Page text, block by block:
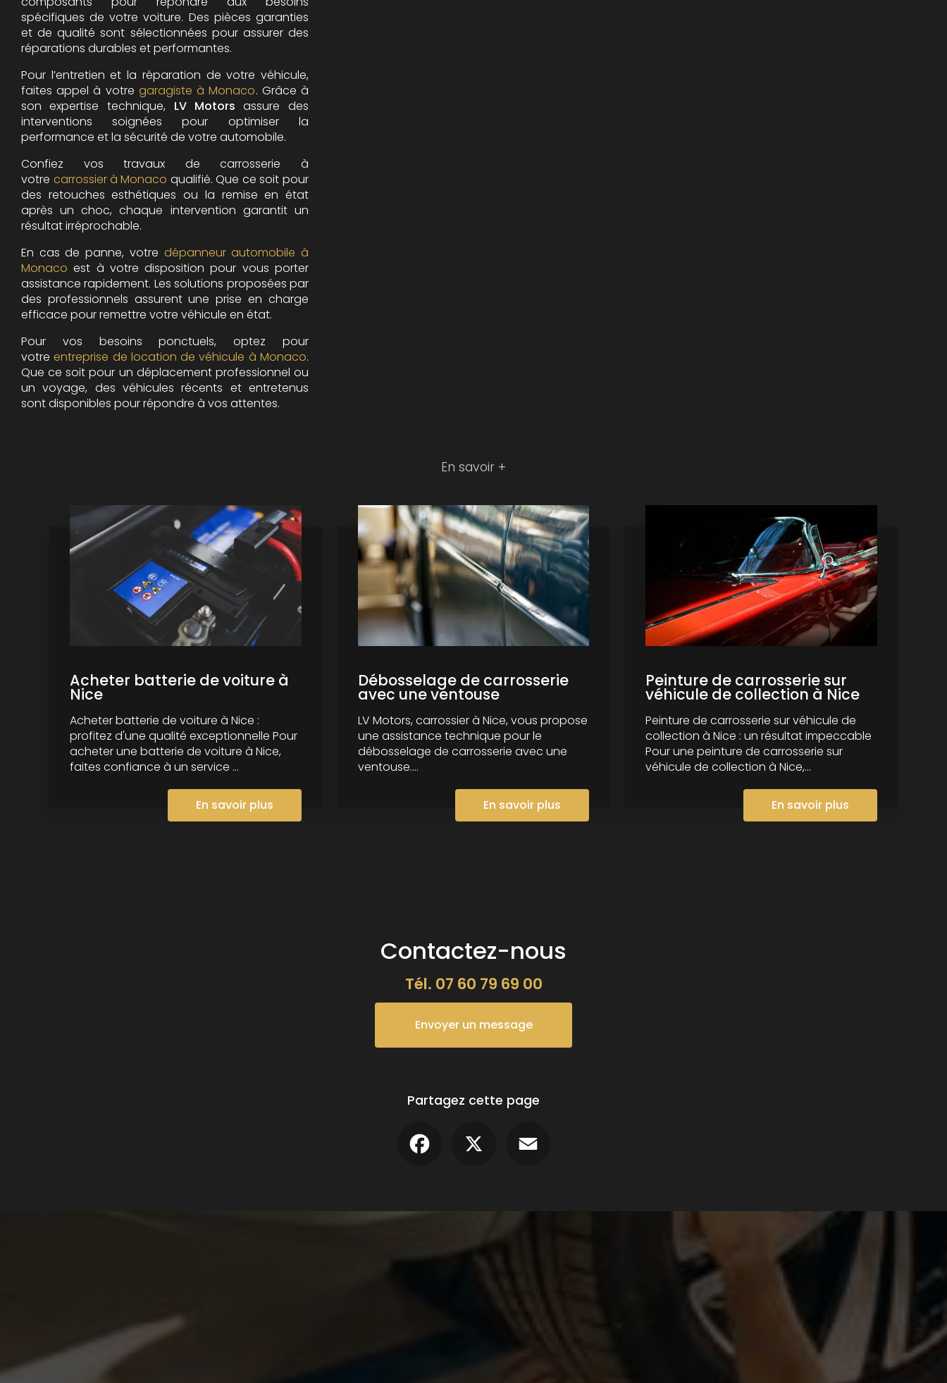
spécifiques de votre voiture. Des pièces garanties
et de qualité sont sélectionnées pour assurer des
réparations durables et performantes.
Pour l’entretien et la réparation de votre véhicule,
faites appel à votre garagiste à Monaco. Grâce à
son expertise technique, LV Motors assure des
interventions soignées pour optimiser la
performance et la sécurité de votre automobile.
Confiez vos travaux de carrosserie à
votre carrossier à Monaco qualifié. Que ce soit pour
des retouches esthétiques ou la remise en état
après un choc, chaque intervention garantit un
résultat irréprochable.
En cas de panne, votre dépanneur automobile à
Monaco est à votre disposition pour vous porter
assistance rapidement. Les solutions proposées par
des professionnels assurent une prise en charge
efficace pour remettre votre véhicule en état.
Pour vos besoins ponctuels, optez pour
votreentreprise de location de véhicule à Monaco.
Que ce soit pour un déplacement professionnel ou
un voyage, des véhicules récents et entretenus
sont disponibles pour répondre à vos attentes.
En savoir +
Acheter batterie de voiture à
Nice
Acheter batterie de voiture à Nice :
profitez d'une qualité exceptionnelle Pour
acheter une batterie de voiture à Nice,
faites confiance à un service ...
En savoir plus
Débosselage de carrosserie
avec une ventouse
LV Motors, carrossier à Nice, vous propose
une assistance technique pour le
débosselage de carrosserie avec une
ventouse....
En savoir plus
Peinture de carrosserie sur
véhicule de collection à Nice
Peinture de carrosserie sur véhicule de
collection à Nice : un résultat impeccable
Pour une peinture de carrosserie sur
véhicule de collection à Nice,...
En savoir plus
Contactez-nous
Tél. 07 60 79 69 00
Envoyer un message
Partagez cette page